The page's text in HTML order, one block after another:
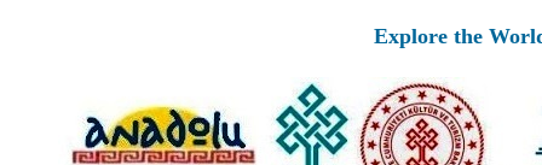
Explore the